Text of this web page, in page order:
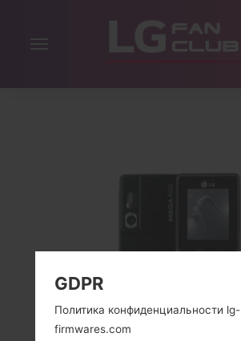
Включить
GDPR
Политика конфиденциальности lg-
firmwares.com